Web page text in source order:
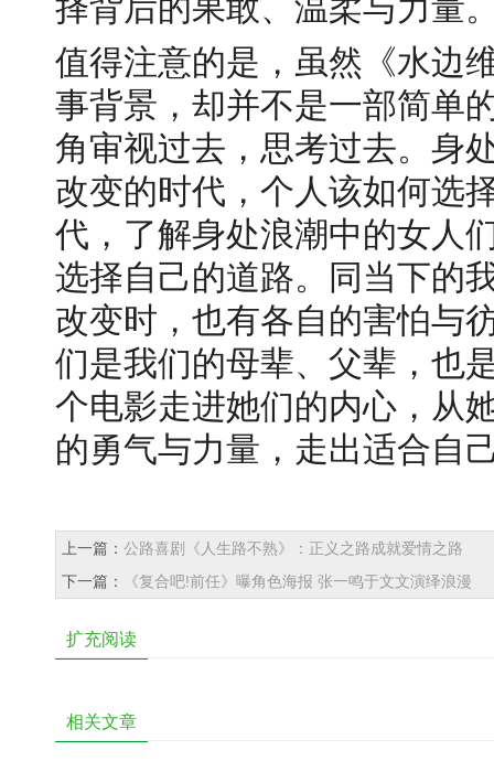
择背后的果敢、温柔与力量
值得注意的是，虽然《水边
事背景，却并不是一部简单
角审视过去，思考过去。身
改变的时代，个人该如何选
代，了解身处浪潮中的女人
选择自己的道路。同当下的
改变时，也有各自的害怕与
们是我们的母辈、父辈，也
个电影走进她们的内心，从
的勇气与力量，走出适合自
上一篇： 公路喜剧《人生路不熟》：正义之路成就爱情之路
下一篇：
《复合吧!前任》曝角色海报 张一鸣于文文演绎浪漫
扩充阅读
相关文章